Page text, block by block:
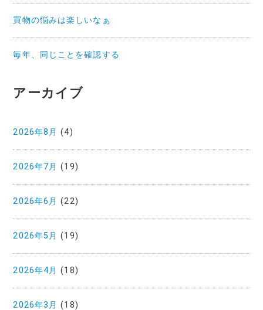
買物の悩みは楽しいなぁ
毎年、同じことを確認する
アーカイブ
2026年8月 (4)
2026年7月 (19)
2026年6月 (22)
2026年5月 (19)
2026年4月 (18)
2026年3月 (18)